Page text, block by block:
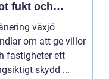
fukt och
växjö
om att ge villor
fastigheter ett
skydd ...